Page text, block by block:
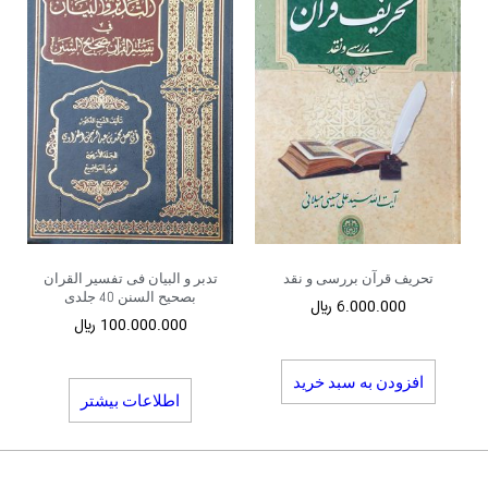
تحریف قرآن بررسی و نقد
6.000.000 ﷼
افزودن به سبد خرید
تدبر و البیان فی تفسیر القران
بصحیح السنن 40 جلدی
100.000.000 ﷼
اطلاعات بیشتر